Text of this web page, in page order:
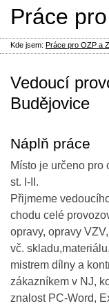
Vedoucí
Budějovice
Náplň práce
Místo je určeno pro
st. I-II.
Přijmeme
chodu celé
opravy, opravy
vč.
mistrem dílny a
zákazníkem v NJ,
znalost PC-Word,
Práce
Kde jsem: Práce pro OZP a